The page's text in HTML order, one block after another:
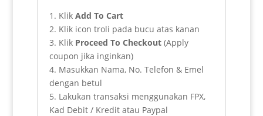
1. Klik Add To Cart
2. Klik icon troli pada bucu atas kanan
3. Klik Proceed To Checkout(Apply
coupon jika inginkan)
4. Masukkan Nama, No. Telefon & Emel
dengan betul
5. Lakukan transaksi menggunakan FPX,
Kad Debit / Kredit atau Paypal